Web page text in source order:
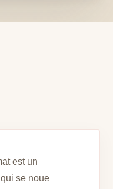
est un
se noue